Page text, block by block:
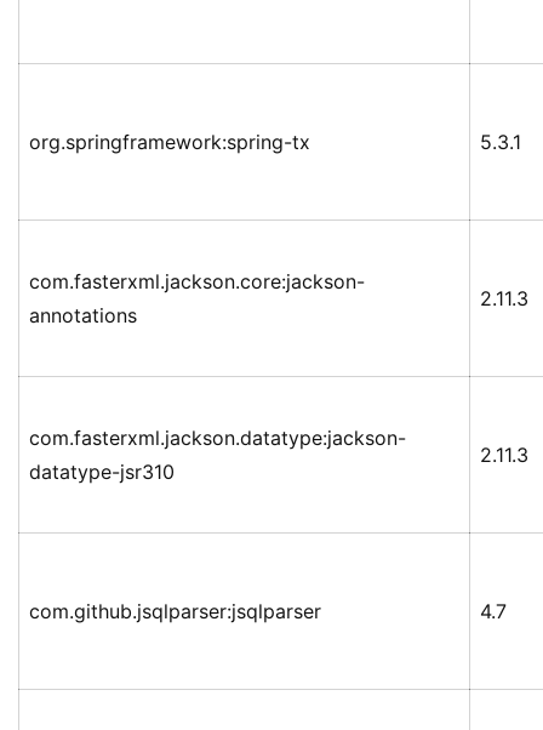
org.springframework:spring-tx 5.3.1
com.fasterxml.jackson.core:jackson-
annotations
2.11.3
com.fasterxml.jackson.datatype:jackson-
datatype-jsr310
2.11.3
com.github.jsqlparser:jsqlparser 4.7